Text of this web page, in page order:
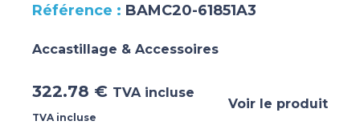
BAMC20-61851A3
Accastillage & Accessoires
322.78 € TVA incluse
TVA incluse
Voir le produit